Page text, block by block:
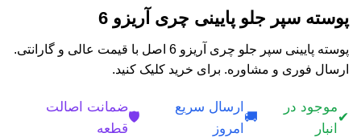
پوسته سپر جلو پایینی چری آریزو 6
پوسته پایینی سپر جلو چری آریزو 6 اصل با قیمت عالی و گارانتی.
ارسال فوری و مشاوره. برای خرید کلیک کنید.
✔
موجود در
انبار
🚚
ارسال سریع
امروز
🛡️
ضمانت اصالت
قطعه